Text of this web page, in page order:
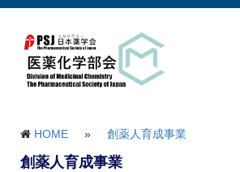
HOME » 創薬人育成事業
創薬人育成事業